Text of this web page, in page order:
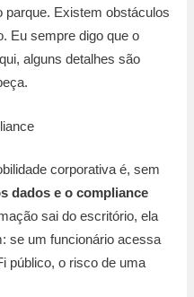
parque. Existem obstáculos
Eu sempre digo que o
alguns detalhes são
corporativa é, sem
dados e o compliance
sai do escritório, ela
se um funcionário acessa
público, o risco de uma